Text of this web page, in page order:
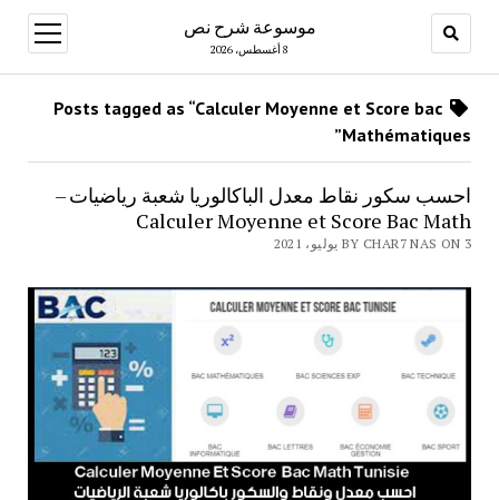
موسوعة شرح نص
8 أغسطس، 2026
open
menu
Posts tagged as “Calculer Moyenne et Score bac
Mathématiques”
احسب سكور نقاط معدل الباكالوريا شعبة رياضيات –
Calculer Moyenne et Score Bac Math
BY CHAR7 NAS ON 3 يوليو، 2021